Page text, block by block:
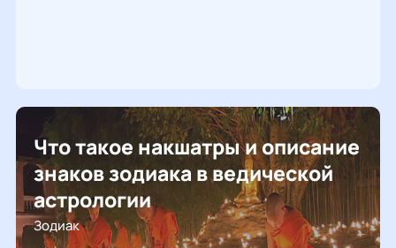
Что такое накшатры и описание
знаков зодиака в ведической
астрологии
Зодиак